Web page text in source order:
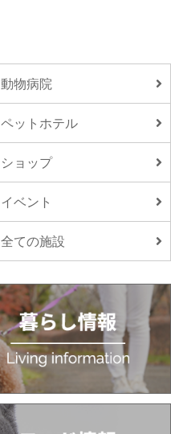
動物病院
ペットホテル
ショップ
イベント
全ての施設